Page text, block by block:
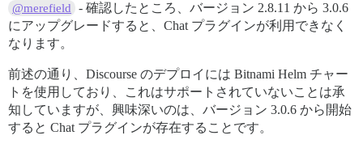
@merefield
- 確認したところ、バージョン 2.8.11 から 3.0.6
にアップグレードすると、Chat プラグインが利用できなく
なります。
前述の通り、Discourse のデプロイには Bitnami Helm チャー
トを使用しており、これはサポートされていないことは承
知していますが、興味深いのは、バージョン 3.0.6 から開始
すると Chat プラグインが存在することです。